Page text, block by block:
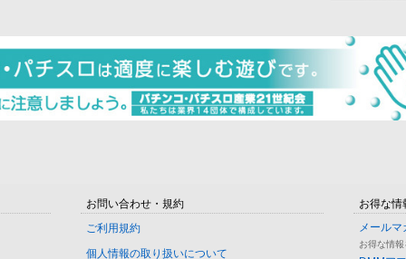
お問い合わせ・規約
ご利用規約
個人情報の取り扱いについて
お得な情
メールマ
お得な情